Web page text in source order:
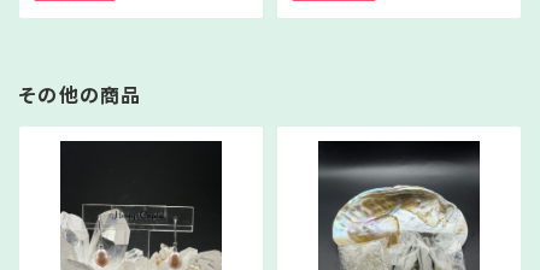
その他の商品